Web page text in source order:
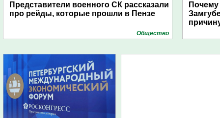
Представители военного СК рассказали
про рейды, которые прошли в Пензе
Общество